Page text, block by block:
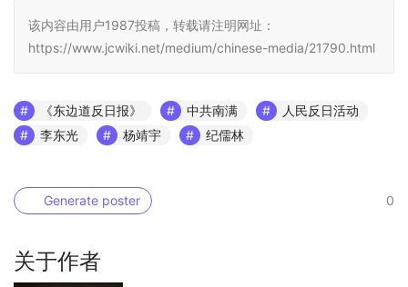
该内容由用户1987投稿，转载请注明网址：
https://www.jcwiki.net/medium/chinese-media/21790.html
《东边道反日报》 中共南满
人民反日活动
李东光
杨靖宇 纪儒林
0
Generate poster
关于作者